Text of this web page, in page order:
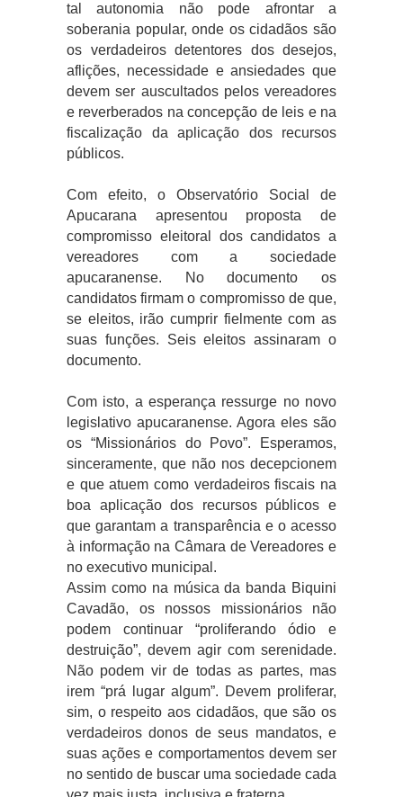
tal autonomia não pode afrontar a
soberania popular, onde os cidadãos são
os verdadeiros detentores dos desejos,
aflições, necessidade e ansiedades que
devem ser auscultados pelos vereadores
e reverberados na concepção de leis e na
fiscalização da aplicação dos recursos
públicos.
Com efeito, o Observatório Social de
Apucarana apresentou proposta de
compromisso eleitoral dos candidatos a
vereadores com a sociedade
apucaranense. No documento os
candidatos firmam o compromisso de que,
se eleitos, irão cumprir fielmente com as
suas funções. Seis eleitos assinaram o
documento.
Com isto, a esperança ressurge no novo
legislativo apucaranense. Agora eles são
os “Missionários do Povo”. Esperamos,
sinceramente, que não nos decepcionem
e que atuem como verdadeiros fiscais na
boa aplicação dos recursos públicos e
que garantam a transparência e o acesso
à informação na Câmara de Vereadores e
no executivo municipal.
Assim como na música da banda Biquini
Cavadão, os nossos missionários não
podem continuar “proliferando ódio e
destruição”, devem agir com serenidade.
Não podem vir de todas as partes, mas
irem “prá lugar algum”. Devem proliferar,
sim, o respeito aos cidadãos, que são os
verdadeiros donos de seus mandatos, e
suas ações e comportamentos devem ser
no sentido de buscar uma sociedade cada